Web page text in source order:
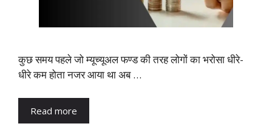
कुछ समय पहले जो म्यूच्यूअल फण्ड की तरह लोगों का भरोसा धीरे-
धीरे कम होता नजर आया था अब …
Read more